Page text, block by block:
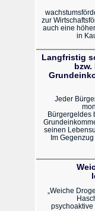
zur
auch eine
in
Langfristig
Jeder
Bürgergeldes
seinen
Im
„Weiche